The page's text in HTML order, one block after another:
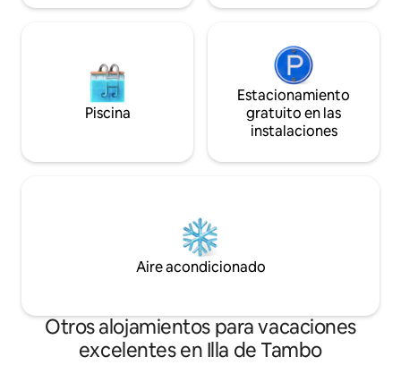
Piscina
Estacionamiento
gratuito en las
instalaciones
Aire acondicionado
Otros alojamientos para vacaciones
excelentes en Illa de Tambo